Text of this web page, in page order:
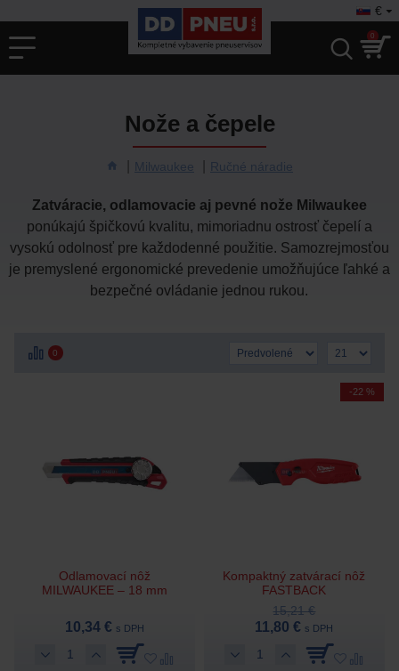
€
0
Milwaukee Ručné náradie
Nože a čepele
Zatváracie, odlamovacie aj pevné nože Milwaukee
ponúkajú špičkovú kvalitu, mimoriadnu ostrosť čepelí a
vysokú odolnosť pre každodenné použitie. Samozrejmosťou
je premyslené ergonomické prevedenie umožňujúce ľahké a
bezpečné ovládanie jednou rukou.
0
Odlamovací nôž
MILWAUKEE – 18 mm
10,34 € s DPH
-22 %
Kompaktný zatvárací nôž
FASTBACK
15,21 €
11,80 € s DPH